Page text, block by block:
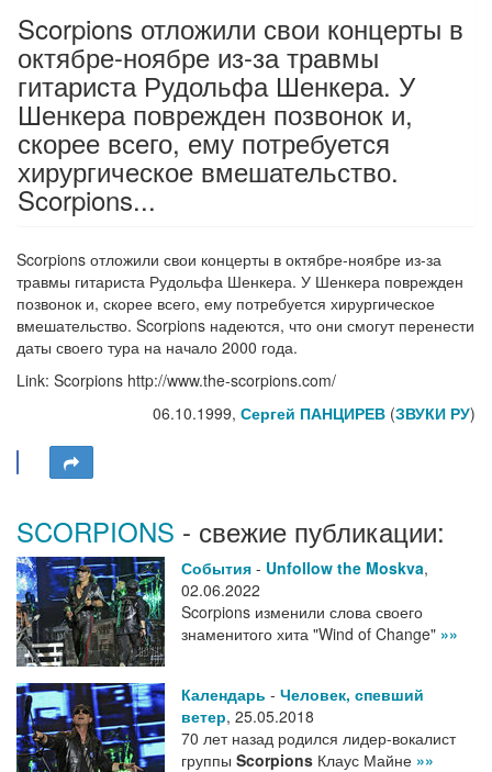
Scorpions отложили свои концерты в
октябре-ноябре из-за травмы
гитариста Рудольфа Шенкера. У
Шенкера поврежден позвонок и,
скорее всего, ему потребуется
хирургическое вмешательство.
Scorpions...
Scorpions отложили свои концерты в октябре-ноябре из-за
травмы гитариста Рудольфа Шенкера. У Шенкера поврежден
позвонок и, скорее всего, ему потребуется хирургическое
вмешательство. Scorpions надеются, что они смогут перенести
даты своего тура на начало 2000 года.
Link: Scorpions http://www.the-scorpions.com/
06.10.1999, Сергей ПАНЦИРЕВ (ЗВУКИ РУ)
SCORPIONS - свежие публикации:
События - Unfollow the Moskva,
02.06.2022
Scorpions изменили слова своего
знаменитого хита "Wind of Change" »»
Календарь - Человек, спевший
ветер, 25.05.2018
70 лет назад родился лидер-вокалист
группы Scorpions Клаус Майне »»